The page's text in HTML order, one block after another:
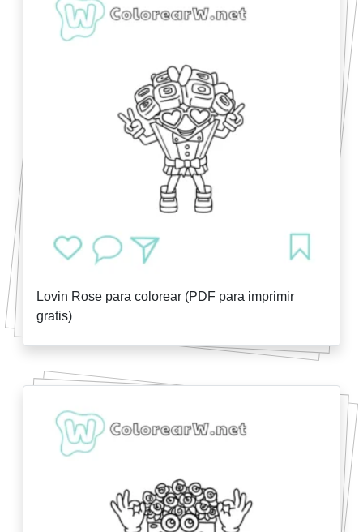
Lovin Rose para colorear (PDF para imprimir
gratis)